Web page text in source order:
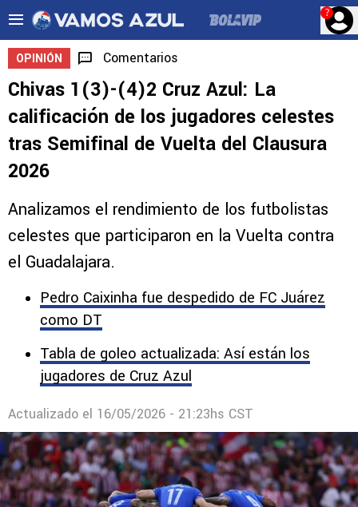
?
OPINIÓN Comentarios
Chivas 1(3)-(4)2 Cruz Azul: La
calificación de los jugadores celestes
tras Semifinal de Vuelta del Clausura
2026
Analizamos el rendimiento de los futbolistas
celestes que participaron en la Vuelta contra
el Guadalajara.
Pedro Caixinha fue despedido de FC Juárez
como DT
Tabla de goleo actualizada: Así están los
jugadores de Cruz Azul
Actualizado el 16/05/2026 - 21:23hs CST